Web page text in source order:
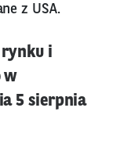
z USA.
i
w
5 sierpnia